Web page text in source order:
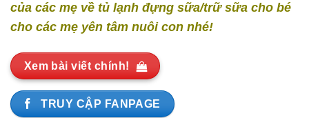
của các mẹ về tủ lạnh đựng sữa/trữ sữa cho bé
cho các mẹ yên tâm nuôi con nhé!
Xem bài viết chính!
TRUY CẬP FANPAGE